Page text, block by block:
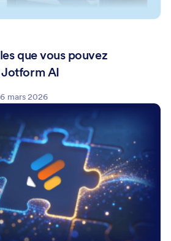
que vous pouvez
AI
mars 2026